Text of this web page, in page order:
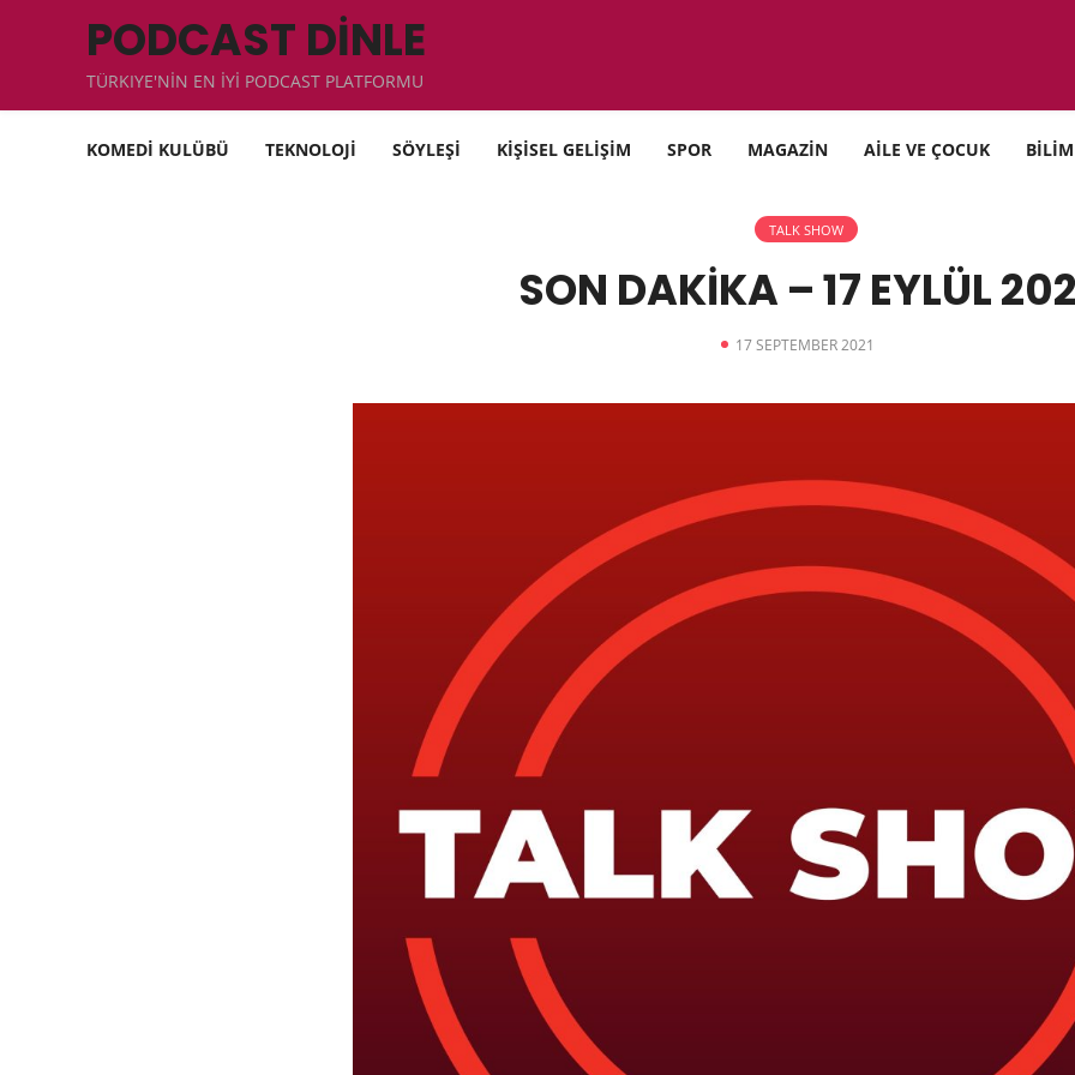
PODCAST DİNLE
TÜRKIYE'NİN EN İYİ PODCAST PLATFORMU
KOMEDİ KULÜBÜ TEKNOLOJİ SÖYLEŞİ KİŞİSEL GELİŞİM SPOR MAGAZİN AİLE VE ÇOCUK BİLİM
TALK SHOW
SON DAKİKA – 17 EYLÜL
17 SEPTEMBER 2021